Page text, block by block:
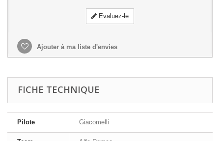
Evaluez-le
Ajouter à ma liste d'envies
FICHE TECHNIQUE
Pilote Giacomelli